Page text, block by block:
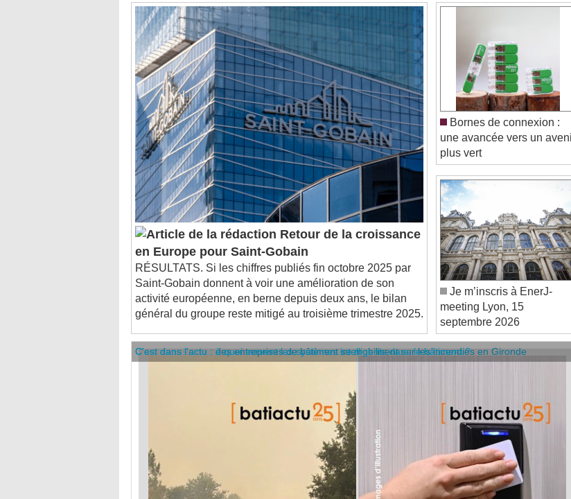
Retour de la croissance
en Europe pour Saint-Gobain
RÉSULTATS. Si les chiffres publiés fin octobre 2025 par
Saint-Gobain donnent à voir une amélioration de son
activité européenne, en berne depuis deux ans, le bilan
général du groupe reste mitigé au troisième trimestre 2025.
Bornes de connexion :
une avancée vers un avenir
plus vert
Je m’inscris à EnerJ-
meeting Lyon, 15
septembre 2026
C'est dans l'actu : des entreprises de bâtiment se mobilisent sur les incendies en Gironde
C'est dans l'actu : à quoi servent les systèmes intelligents dans le bâtiment ?